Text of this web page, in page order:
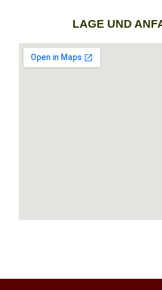
LAGE UND